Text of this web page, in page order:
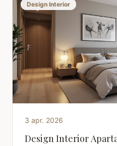
Design Interior
3 apr. 2026
Design Interior